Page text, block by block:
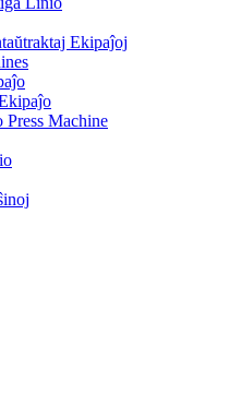
Ekipaĵoj
Machine